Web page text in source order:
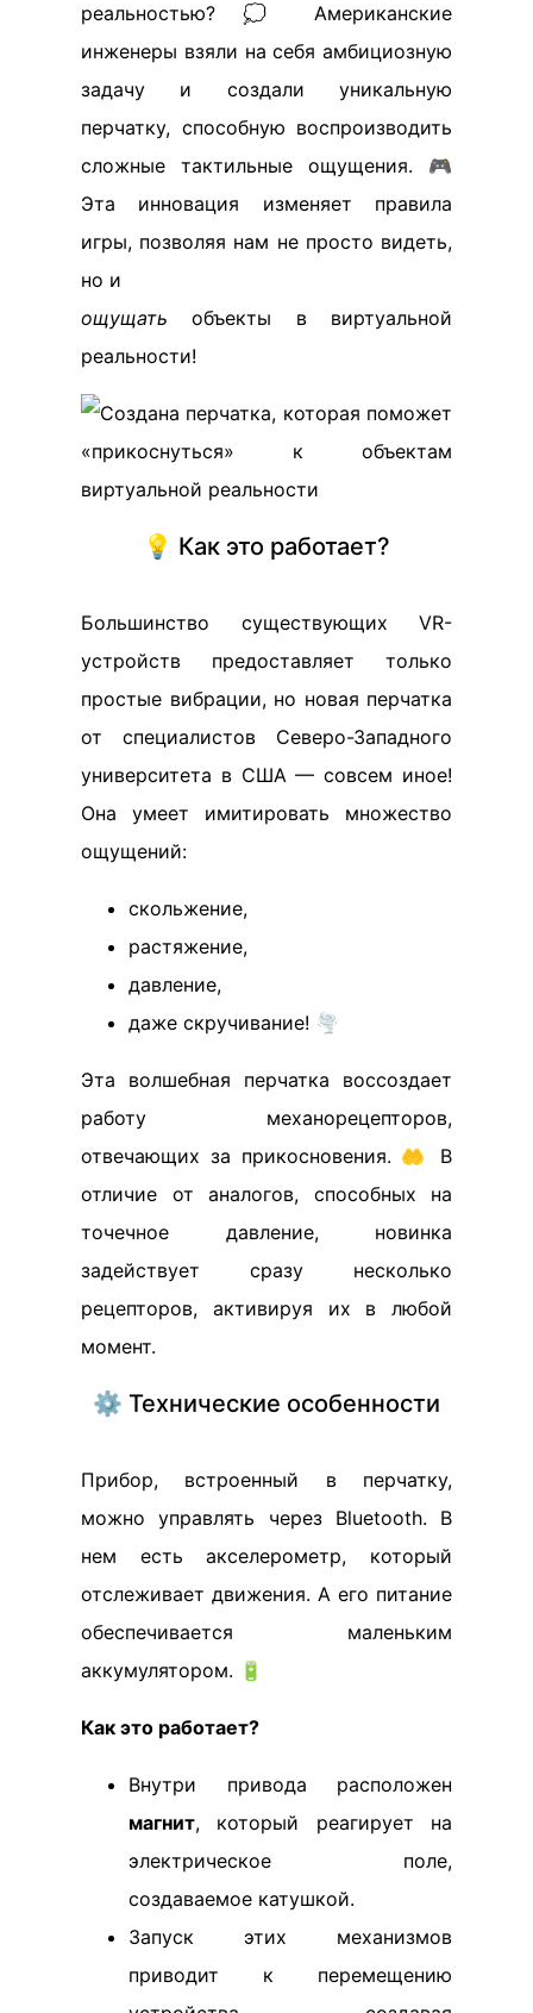
реальностью? 💭 Американские
инженеры взяли на себя амбициозную
задачу и создали уникальную
перчатку, способную воспроизводить
сложные тактильные ощущения. 🎮
Эта инновация изменяет правила
игры, позволяя нам не просто видеть,
но и
ощущать объекты в виртуальной
реальности!
💡 Как это работает?
Большинство существующих VR-
устройств предоставляет только
простые вибрации, но новая перчатка
от специалистов Северо-Западного
университета в США — совсем иное!
Она умеет имитировать множество
ощущений:
скольжение,
растяжение,
давление,
даже скручивание! 🌪️
Эта волшебная перчатка воссоздает
работу механорецепторов,
отвечающих за прикосновения. 🤲 В
отличие от аналогов, способных на
точечное давление, новинка
задействует сразу несколько
рецепторов, активируя их в любой
момент.
⚙️ Технические особенности
Прибор, встроенный в перчатку,
можно управлять через Bluetooth. В
нем есть акселерометр, который
отслеживает движения. А его питание
обеспечивается маленьким
аккумулятором. 🔋
Как это работает?
Внутри привода расположен
магнит, который реагирует на
электрическое поле,
создаваемое катушкой.
Запуск этих механизмов
приводит к перемещению